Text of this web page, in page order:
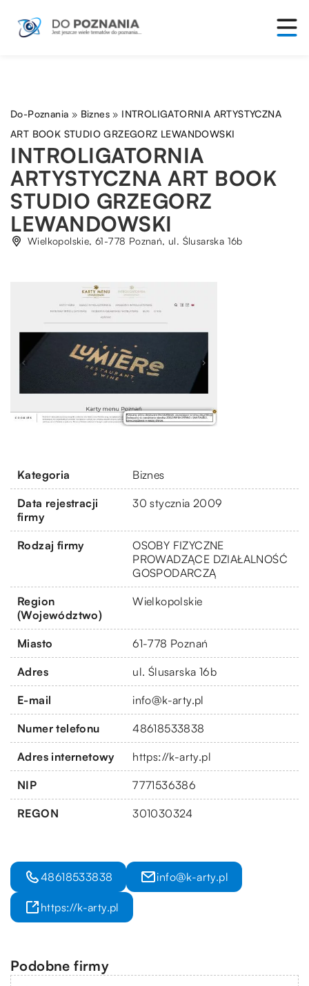
Do-Poznania » Biznes » INTROLIGATORNIA ARTYSTYCZNA
ART BOOK STUDIO GRZEGORZ LEWANDOWSKI
INTROLIGATORNIA
ARTYSTYCZNA ART BOOK
STUDIO GRZEGORZ
LEWANDOWSKI
Wielkopolskie, 61-778 Poznań, ul. Ślusarska 16b
Kategoria Biznes
Data rejestracji
firmy
30 stycznia 2009
Rodzaj firmy
OSOBY FIZYCZNE
PROWADZĄCE DZIAŁALNOŚĆ
GOSPODARCZĄ
Region
(Województwo)
Wielkopolskie
Miasto 61-778 Poznań
Adres ul. Ślusarska 16b
E-mail info@k-arty.pl
Numer telefonu 48618533838
Adres internetowy https://k-arty.pl
NIP 7771536386
REGON 301030324
48618533838 info@k-arty.pl
https://k-arty.pl
Podobne firmy